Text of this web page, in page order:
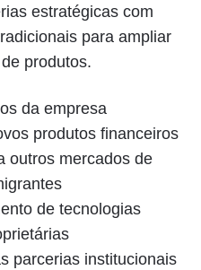
estratégicas com
para ampliar
produtos.
da empresa
produtos financeiros
outros mercados de
de tecnologias
parcerias institucionais